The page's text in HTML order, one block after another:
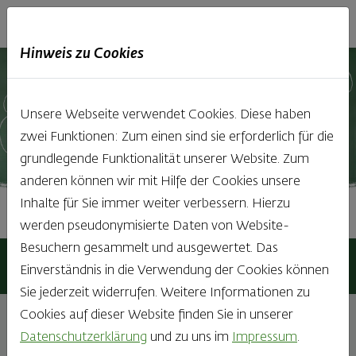
Einzelhandelskaufmann:frau
Haubis
Lehre bei Haubis
Einzelhandelskaufmann:frau
Einzelhandel – Verkauf im Backshop
Hinweis zu Cookies
Unsere Webseite verwendet Cookies. Diese haben
zwei Funktionen: Zum einen sind sie erforderlich für die
grundlegende Funktionalität unserer Website. Zum
anderen können wir mit Hilfe der Cookies unsere
Inhalte für Sie immer weiter verbessern. Hierzu
werden pseudonymisierte Daten von Website-
Besuchern gesammelt und ausgewertet. Das
Einverständnis in die Verwendung der Cookies können
Sie jederzeit widerrufen. Weitere Informationen zu
Cookies auf dieser Website finden Sie in unserer
Datenschutzerklärung und zu uns im Impressum.